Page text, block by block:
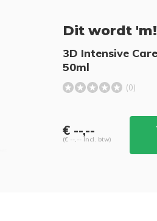
Dit wordt 'm!
3D Intensive
50ml
(0)
€ --,--
(€ --,-- Incl. btw)